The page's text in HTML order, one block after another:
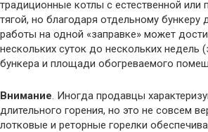
традиционные котлы с естественной или
тягой, но благодаря отдельному бункеру
работы на одной «заправке» может
нескольких суток до нескольких недель
бункера и площади обогреваемого
Внимание. Иногда продавцы
длительного горения, но это не совсем
лотковые и реторные горелки